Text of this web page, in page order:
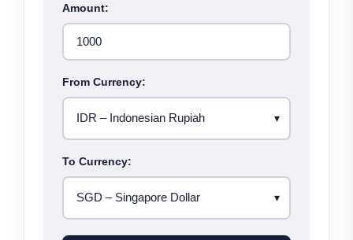
Amount:
From Currency:
To Currency: